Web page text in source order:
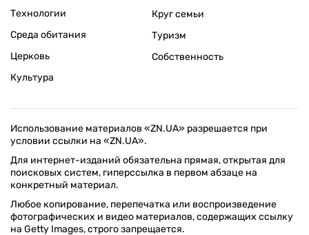
Технологии
Среда обитания
Церковь
Культура
Круг семьи
Туризм
Собственность
Использование материалов «ZN.UA» разрешается при
условии ссылки на «ZN.UA».
Для интернет-изданий обязательна прямая, открытая для
поисковых систем, гиперссылка в первом абзаце на
конкретный материал.
Любое копирование, перепечатка или воспроизведение
фотографических и видео материалов, содержащих ссылку
на Getty Images, строго запрещается.